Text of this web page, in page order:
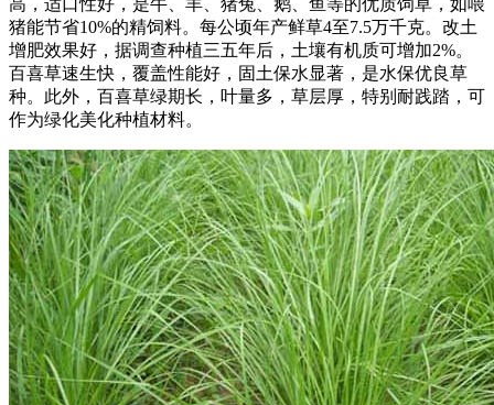
猪能节省10%的精饲料。每公顷年产鲜草4至7.5万千克。改土
增肥效果好，据调查种植三五年后，土壤有机质可增加2%。
百喜草速生快，覆盖性能好，固土保水显著，是水保优良草
种。此外，百喜草绿期长，叶量多，草层厚，特别耐践踏，可
作为绿化美化种植材料。